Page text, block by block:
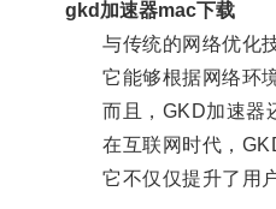
gkd加速器mac下载
与传统的网络优化技
它能够根据网络环境
而且，GKD加速器还
在互联网时代，GKD
它不仅仅提升了用户